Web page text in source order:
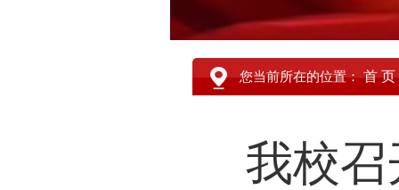
您当前所在的位置：首 页
我校召